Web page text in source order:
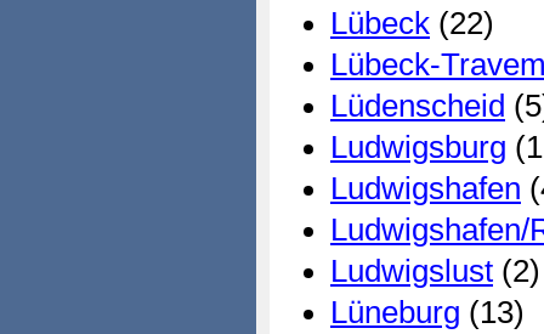
Lübeck (22)
Lübeck-
Lüdenscheid
Ludwigsburg
Ludwigshafen
Ludwigshafen/
Ludwigslust (2)
Lüneburg (13)